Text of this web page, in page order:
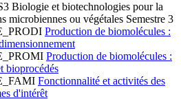
Biologie et biotechnologies pour la
microbiennes ou végétales Semestre 3
Production de biomolécules :
Production de biomolécules :
bioprocédés
Fonctionnalité et activités des
d'intérêt